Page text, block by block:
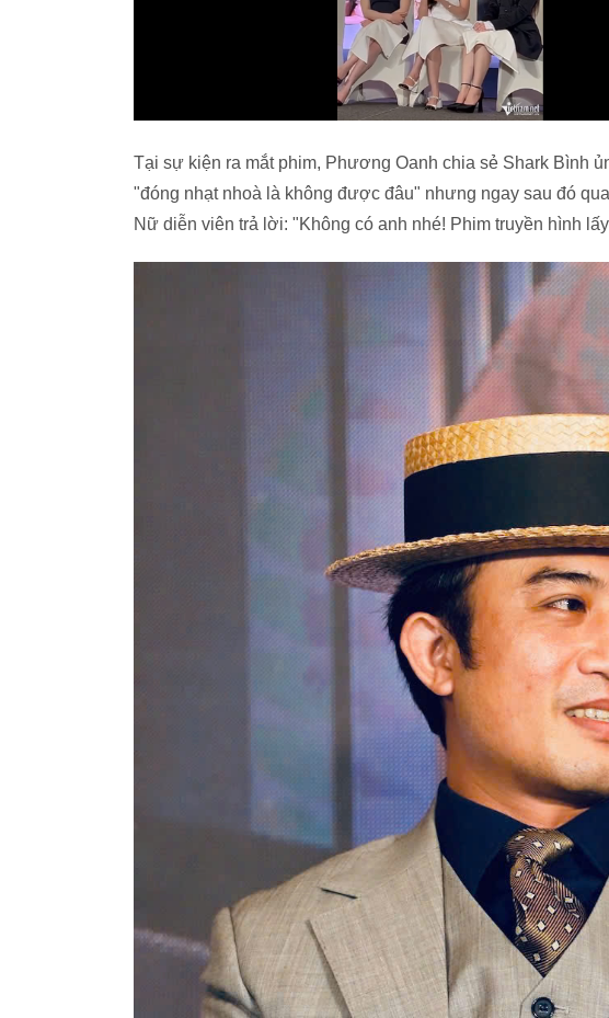
Tại sự kiện ra mắt phim, Phương Oanh chia sẻ Shark Bình
"đóng nhạt nhoà là không được đâu" nhưng ngay sau đó
Nữ diễn viên trả lời: "Không có anh nhé! Phim truyền hình